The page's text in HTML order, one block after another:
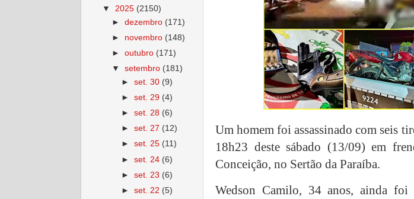
Um homem foi assassinado com seis
18h23 deste sábado (13/09) em
Conceição, no Sertão da Paraíba.
Wedson Camilo, 34 anos, ainda
▼ 2025 (2150)
►dezembro (171)
► novembro (148)
►outubro (171)
▼setembro (181)
►set. 30 (9)
►set. 29 (4)
►set. 28 (6)
►set. 27 (12)
►set. 25 (11)
►set. 24 (6)
►set. 23 (6)
►set. 22 (5)